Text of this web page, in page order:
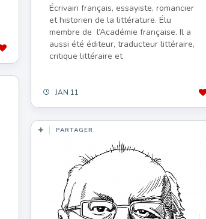
Écrivain français, essayiste, romancier
et historien de la littérature. Élu
membre de l’Académie française. Il a
aussi été éditeur, traducteur littéraire,
critique littéraire et
JAN 11
PARTAGER